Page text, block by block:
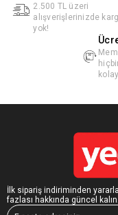
2.500 TL üzeri
alışverişlerinizde
yok!
İlk sipariş indiriminden
fazlası hakkında güncel kalın.